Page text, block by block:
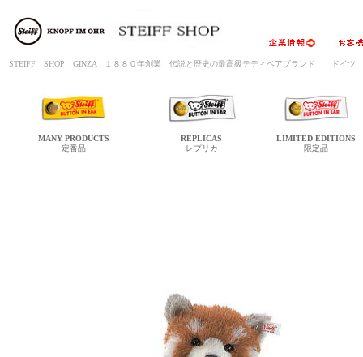
STEIFF SHOP GINZA １８８０年創業 伝説と歴史の最高級テディベアブランド ド
MANY PRODUCTS
定番品
REPLICAS
レプリカ
LIMITED EDITIONS
限定品